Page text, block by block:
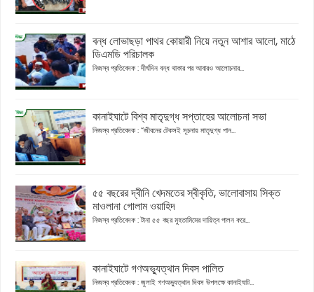
বন্ধ লোভাছড়া পাথর কোয়ারী নিয়ে নতুন আশার আলো, মাঠে
ডিএমডি পরিচালক
নিজস্ব প্রতিবেদক : দীর্ঘদিন বন্ধ থাকার পর আবারও আলোচনার...
কানাইঘাটে বিশ্ব মাতৃদুগ্ধ সপ্তাহের আলোচনা সভা
নিজস্ব প্রতিবেদক : “জীবনের টেকসই সূচনায় মাতৃদুগ্ধ পান...
৫৫ বছরের দ্বীনি খেদমতের স্বীকৃতি, ভালোবাসায় সিক্ত
মাওলানা গোলাম ওয়াহিদ
নিজস্ব প্রতিবেদক : টানা ৫৫ বছর মুহতামিমের দায়িত্ব পালন করে...
কানাইঘাটে গণঅভ্যুত্থান দিবস পালিত
নিজস্ব প্রতিবেদক : জুলাই গণঅভ্যুত্থান দিবস উপলক্ষে কানাইঘাট...